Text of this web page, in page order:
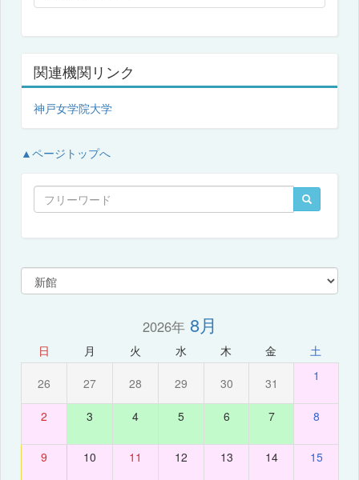
関連機関リンク
神戸女学院大学
▲ページトップへ
2026年8月
日 月 火 水 木 金 土
26 27 28 29 30 31 1
2 3 4 5 6 7 8
9 10 11 12 13 14 15